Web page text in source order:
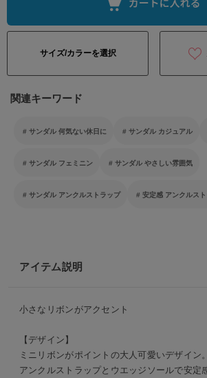
サイズ/カラーを選択
関連キーワード
サンダル 何気ない休日に サンダル カジュアル
サンダル フェミニン サンダル やさしい雰囲気
サンダル アンクルストラップ 安定感 アンクルス
アイテム説明
小さなリボンがアクセント
【デザイン】
ミニリボンがポイントの大人可愛いデザイン。
アンクルストラップとウエッジソールで安定